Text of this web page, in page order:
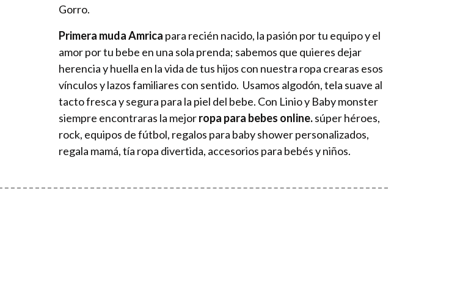
Gorro.
Primera muda Amrica para recién nacido, la pasión por tu equipo y el
amor por tu bebe en una sola prenda; sabemos que quieres dejar
herencia y huella en la vida de tus hijos con nuestra ropa crearas esos
vínculos y lazos familiares con sentido. Usamos algodón, tela suave al
tacto fresca y segura para la piel del bebe. Con Linio y Baby monster
siempre encontraras la mejorropa para bebes online.súper héroes,
rock, equipos de fútbol, regalos para baby shower personalizados,
regala mamá, tía ropa divertida, accesorios para bebés y niños.